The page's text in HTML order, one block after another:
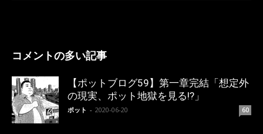
コメントの多い記事
【ポットブログ59】第一章完結「想定外
の現実、ポット地獄を見る!?」
ポット - 2020-06-20 60